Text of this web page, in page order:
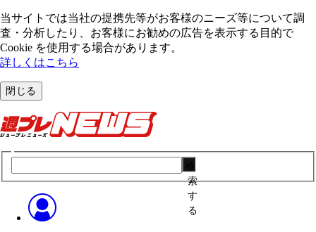
当サイトでは当社の提携先等がお客様のニーズ等について調
査・分析したり、お客様にお勧めの広告を表⽰する⽬的で
Cookie を使⽤する場合があります。
詳しくはこちら
閉じる
索
す
る